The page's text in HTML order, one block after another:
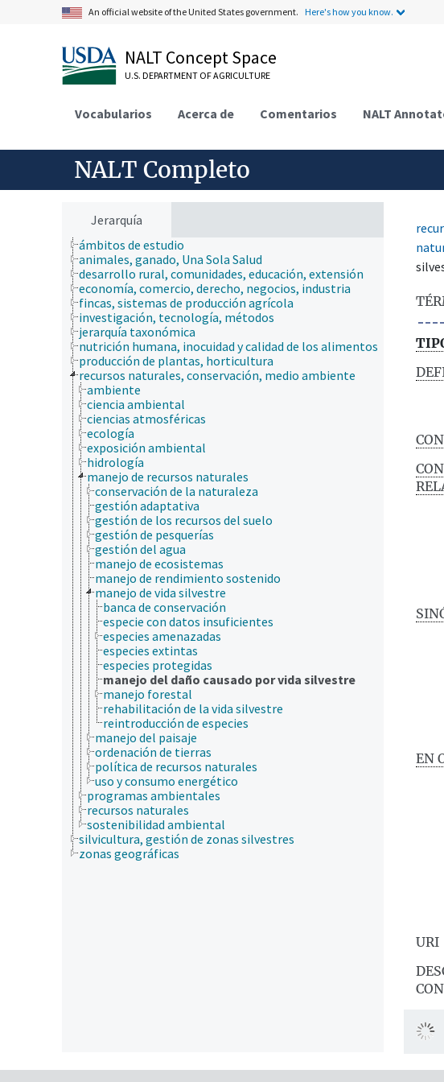
An official website of the United States government. Here's how you know.
NALT Concept Space
U.S. DEPARTMENT OF AGRICULTURE
Vocabularios Acerca de Comentarios NALT
NALT Completo
Jerarquía
ámbitos de estudio
animales, ganado, Una Sola Salud
desarrollo rural, comunidades, educación, extensión
economía, comercio, derecho, negocios, industria
fincas, sistemas de producción agrícola
investigación, tecnología, métodos
jerarquía taxonómica
nutrición humana, inocuidad y calidad de los alimentos
producción de plantas, horticultura
recursos naturales, conservación, medio ambiente
ambiente
ciencia ambiental
ciencias atmosféricas
ecología
exposición ambiental
hidrología
manejo de recursos naturales
conservación de la naturaleza
gestión adaptativa
gestión de los recursos del suelo
gestión de pesquerías
gestión del agua
manejo de ecosistemas
manejo de rendimiento sostenido
manejo de vida silvestre
banca de conservación
especie con datos insuficientes
especies amenazadas
especies extintas
especies protegidas
manejo del daño causado por vida silvestre
manejo forestal
rehabilitación de la vida silvestre
reintroducción de especies
manejo del paisaje
ordenación de tierras
política de recursos naturales
uso y consumo energético
programas ambientales
recursos naturales
sostenibilidad ambiental
silvicultura, gestión de zonas silvestres
zonas geográficas
EN
URI